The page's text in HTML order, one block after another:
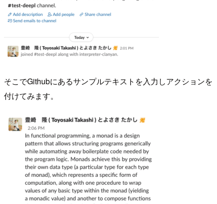
そこでGithubにあるサンプルテキストを入力しアクションを
付けてみます。